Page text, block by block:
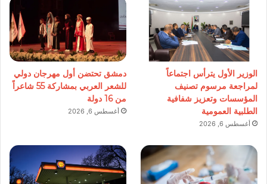
الوزير الأول يترأس اجتماعاً
لمراجعة مرسوم تصنيف
المؤسسات وتعزيز شفافية
الطلبية العمومية
أغسطس 6, 2026
دمشق تحتضن أول مهرجان دولي
للشعر العربي بمشاركة 55 شاعراً
من 16 دولة
أغسطس 6, 2026